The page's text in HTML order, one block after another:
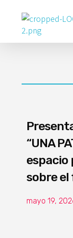
Poder Agropecuario
“UNA
espacio
sobre
mayo 19,